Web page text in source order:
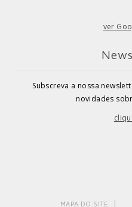
ver
Subscreva a nossa
novidades
MAPA DO SITE